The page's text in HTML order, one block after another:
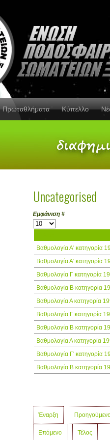
Πρωταθλήματα Κύπελλο
Uncategorised
Εμφάνιση #
Βαθμολογία Α' κατηγορία
Βαθμολογία Α' κατηγορία
Βαθμολογία Γ κατηγορία
Βαθμολογία Β κατηγορία
Βαθμολογία Α κατηγορία
Βαθμολογία Γ κατηγορία
Βαθμολογία Β κατηγορία
Βαθμολογία Α κατηγορία
Βαθμολογία Γ' κατηγορία
Βαθμολογία Β κατηγορία
Έναρξη
Επόμενο Τέλος